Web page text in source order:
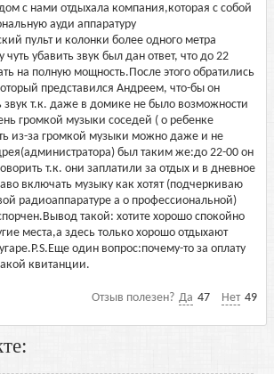
с нами отдыхала компания,которая с собой
ауди аппаратуру
пульт и колонки более одного метра
убавить звук был дан ответ, что до 22
на полную мощность.После этого обратились
представился Андреем, что-бы он
звук т.к. даже в домике не было возможности
громкой музыки соседей ( о ребенке
из-за громкой музыки можно даже и не
был таким же:до 22-00 он
т.к. они заплатили за отдых и в дневное
включать музыку как хотят (подчеркиваю
радиоаппаратуре а о профессиональной)
такой: хотите хорошо спокойно
места,а здесь только хорошо отдыхают
один вопрос:почему-то за оплату
квитанции.
Отзыв полезен? Да 47 Нет 49